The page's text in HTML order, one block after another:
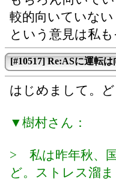
較的向いていない
という意見は私も
[#10517] Re:ASに運転
はじめまして。ど
▼樹村さん：
> 私は昨年秋、
ど。ストレス溜ま